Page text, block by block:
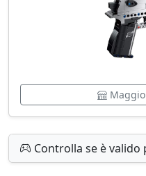
Controlla se è